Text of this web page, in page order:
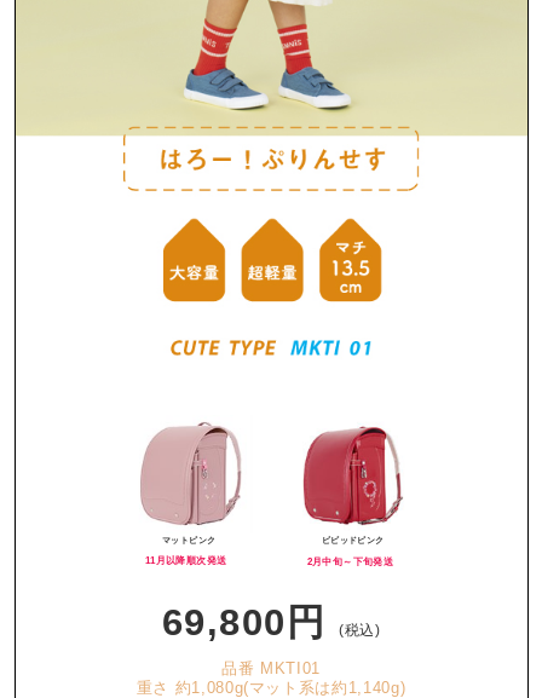
マットピンク
11月以降順次発送
ビビッドピンク
2月中旬～下旬発送
69,800円 (税込)
品番 MKTI01
重さ 約1,080g(マット系は約1,140g)